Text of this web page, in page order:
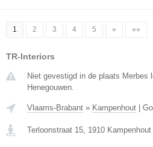
1 2 3 4 5 » »»
TR-Interiors
Niet gevestigd in de plaats Merbes
Henegouwen.
Vlaams-Brabant » Kampenhout
Terloonstraat 15, 1910 Kampenhout